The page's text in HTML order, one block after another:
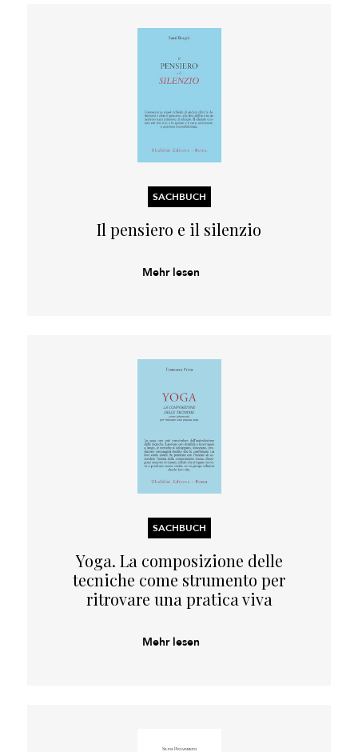
SACHBUCH
Il pensiero e il silenzio
Mehr lesen
SACHBUCH
Yoga. La composizione delle
tecniche come strumento per
ritrovare una pratica viva
Mehr lesen